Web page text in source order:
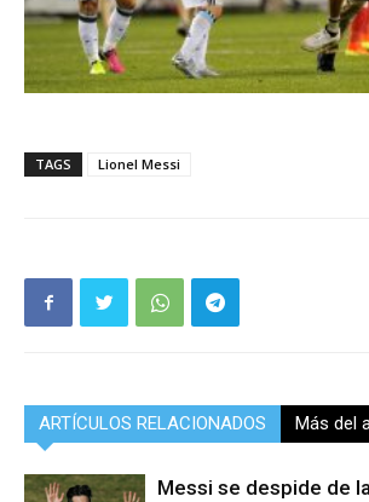
TAGS Lionel Messi
ARTÍCULOS RELACIONADOS Más del
Messi se despide de